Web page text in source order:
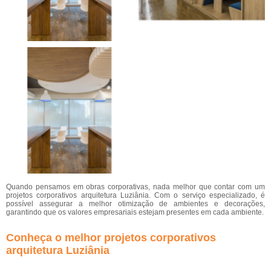
Quando pensamos em obras corporativas, nada melhor que contar com um
projetos corporativos arquitetura Luziânia. Com o serviço especializado, é
possível assegurar a melhor otimização de ambientes e decorações,
garantindo que os valores empresariais estejam presentes em cada ambiente.
Conheça o melhor projetos corporativos
arquitetura Luziânia